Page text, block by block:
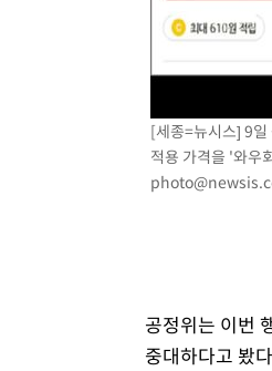
[세종=뉴시스] 9
적용 가격을 '와우
공정위는 이번
중대하다고 봤